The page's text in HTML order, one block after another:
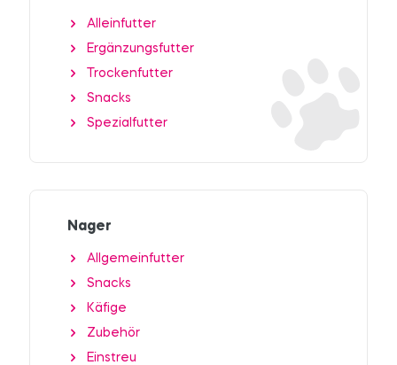
Alleinfutter
Ergänzungsfutter
Trockenfutter
Snacks
Spezialfutter
Nager
Allgemeinfutter
Snacks
Käfige
Zubehör
Einstreu